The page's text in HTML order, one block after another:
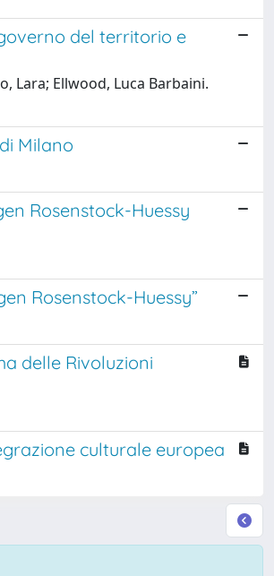
del territorio e
Lara; Ellwood, Luca Barbaini.
Milano
Rosenstock-Huessy
Rosenstock-Huessy”
delle Rivoluzioni
culturale europea